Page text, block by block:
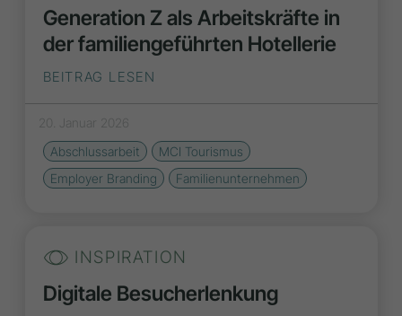
Generation Z als Arbeitskräfte in
der familiengeführten Hotellerie
BEITRAG LESEN
20. Januar 2026
Abschlussarbeit
MCI Tourismus
Employer Branding
Familienunternehmen
INSPIRATION
Digitale Besucherlenkung